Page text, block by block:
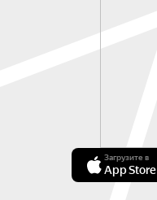
Загрузите в
App Store